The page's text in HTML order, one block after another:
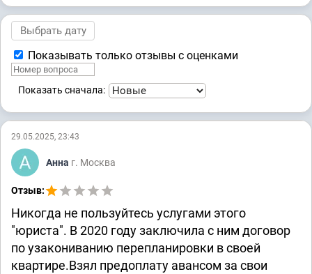
Показывать только отзывы с оценками
Показать сначала:
29.05.2025, 23:43
Анна г. Москва
Отзыв:
Никогда не пользуйтесь услугами этого
"юриста". В 2020 году заключила с ним договор
по узакониванию перепланировки в своей
квартире.Взял предоплату авансом за свои